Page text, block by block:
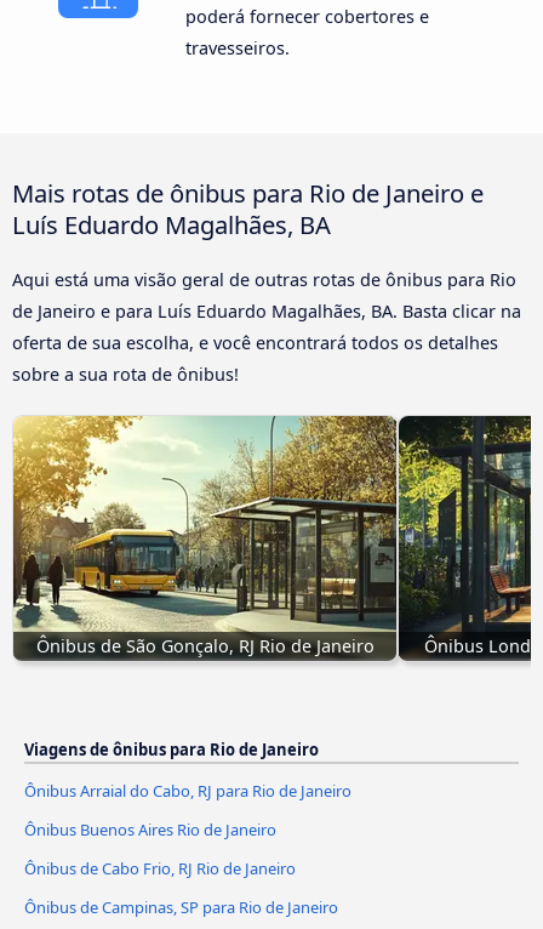
poderá fornecer cobertores e
travesseiros.
Mais rotas de ônibus para Rio de Janeiro e
Luís Eduardo Magalhães, BA
Aqui está uma visão geral de outras rotas de ônibus para Rio
de Janeiro e para Luís Eduardo Magalhães, BA. Basta clicar na
oferta de sua escolha, e você encontrará todos os detalhes
sobre a sua rota de ônibus!
Ônibus de São Gonçalo, RJ Rio de Janeiro Ônibus
Viagens de ônibus para Rio de Janeiro
Ônibus Arraial do Cabo, RJ para Rio de Janeiro
Ônibus Buenos Aires Rio de Janeiro
Ônibus de Cabo Frio, RJ Rio de Janeiro
Ônibus de Campinas, SP para Rio de Janeiro